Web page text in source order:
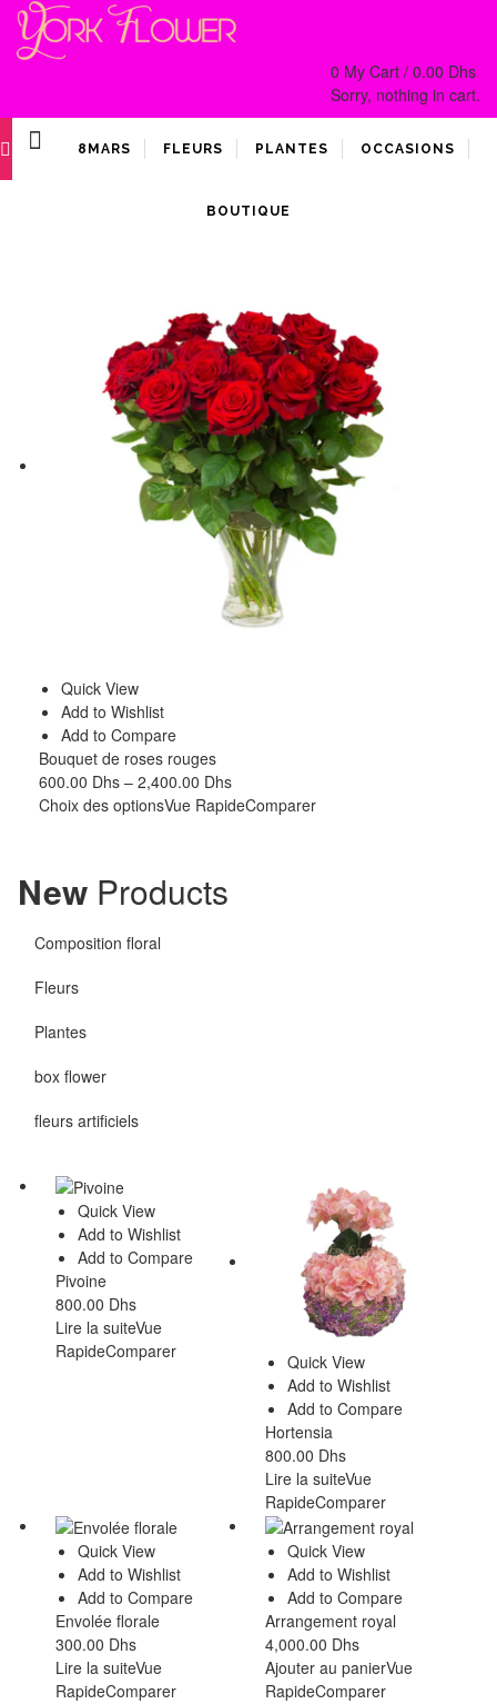
0 My Cart / 0.00 Dhs
Sorry, nothing in cart.
8MARS FLEURS PLANTES OCCASIONS
BOUTIQUE
Quick View
Add to Wishlist
Add to Compare
Bouquet de roses rouges
600.00 Dhs – 2,400.00 Dhs
Choix des optionsVue RapideComparer
New Products
Composition floral
Fleurs
Plantes
box flower
fleurs artificiels
Quick View
Add to Wishlist
Add to Compare
Pivoine
800.00 Dhs
Lire la suiteVue
RapideComparer
Quick View
Add to Wishlist
Add to Compare
Hortensia
800.00 Dhs
Lire la suiteVue
RapideComparer
Quick View
Add to Wishlist
Add to Compare
Envolée florale
300.00 Dhs
Lire la suiteVue
RapideComparer
Quick View
Add to Wishlist
Add to Compare
Arrangement royal
4,000.00 Dhs
Ajouter au panierVue
RapideComparer